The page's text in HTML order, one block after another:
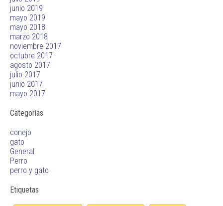
junio 2019
mayo 2019
mayo 2018
marzo 2018
noviembre 2017
octubre 2017
agosto 2017
julio 2017
junio 2017
mayo 2017
Categorías
conejo
gato
General
Perro
perro y gato
Etiquetas